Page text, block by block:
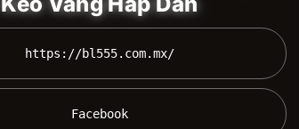
https://bl555.com.mx/
Facebook